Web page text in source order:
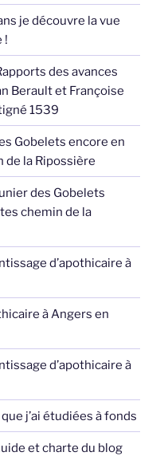
je découvre la vue
!
des avances
Berault et Françoise
1539
Gobelets encore en
de la Ripossière
des Gobelets
chemin de la
d’apothicaire à
à Angers en
d’apothicaire à
j’ai étudiées à fonds
et charte du blog